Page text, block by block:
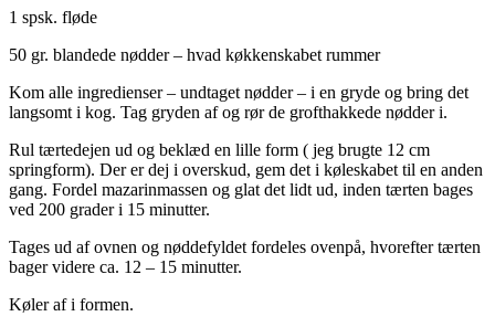
1 spsk. fløde
50 gr. blandede nødder – hvad køkkenskabet rummer
Kom alle ingredienser – undtaget nødder – i en gryde og bring det
langsomt i kog. Tag gryden af og rør de grofthakkede nødder i.
Rul tærtedejen ud og beklæd en lille form ( jeg brugte 12 cm
springform). Der er dej i overskud, gem det i køleskabet til en anden
gang. Fordel mazarinmassen og glat det lidt ud, inden tærten bages
ved 200 grader i 15 minutter.
Tages ud af ovnen og nøddefyldet fordeles ovenpå, hvorefter tærten
bager videre ca. 12 – 15 minutter.
Køler af i formen.